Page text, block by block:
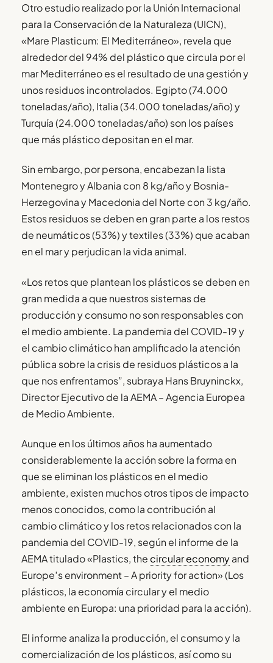
Otro estudio realizado por la Unión Internacional
para la Conservación de la Naturaleza (UICN),
«Mare Plasticum: El Mediterráneo», revela que
alrededor del 94% del plástico que circula por el
mar Mediterráneo es el resultado de una gestión y
unos residuos incontrolados. Egipto (74.000
toneladas/año), Italia (34.000 toneladas/año) y
Turquía (24.000 toneladas/año) son los países
que más plástico depositan en el mar.
Sin embargo, por persona, encabezan la lista
Montenegro y Albania con 8 kg/año y Bosnia-
Herzegovina y Macedonia del Norte con 3 kg/año.
Estos residuos se deben en gran parte a los restos
de neumáticos (53%) y textiles (33%) que acaban
en el mar y perjudican la vida animal.
«Los retos que plantean los plásticos se deben en
gran medida a que nuestros sistemas de
producción y consumo no son responsables con
el medio ambiente. La pandemia del COVID-19 y
el cambio climático han amplificado la atención
pública sobre la crisis de residuos plásticos a la
que nos enfrentamos”, subraya Hans Bruyninckx,
Director Ejecutivo de la AEMA – Agencia Europea
de Medio Ambiente.
Aunque en los últimos años ha aumentado
considerablemente la acción sobre la forma en
que se eliminan los plásticos en el medio
ambiente, existen muchos otros tipos de impacto
menos conocidos, como la contribución al
cambio climático y los retos relacionados con la
pandemia del COVID-19, según el informe de la
AEMA titulado «Plastics, the circular economyand
Europe′s environment – A priority for action» (Los
plásticos, la economía circular y el medio
ambiente en Europa: una prioridad para la acción).
El informe analiza la producción, el consumo y la
comercialización de los plásticos, así como su